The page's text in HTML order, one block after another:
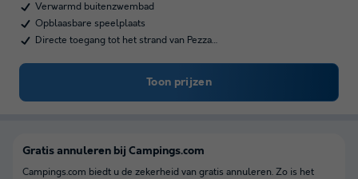
Verwarmd buitenzwembad
Opblaasbare speelplaats
Directe toegang tot het strand van Pezza…
Toon prijzen
Gratis annuleren bij Campings.com
Campings.com biedt u de zekerheid van gratis annuleren. Zo is het